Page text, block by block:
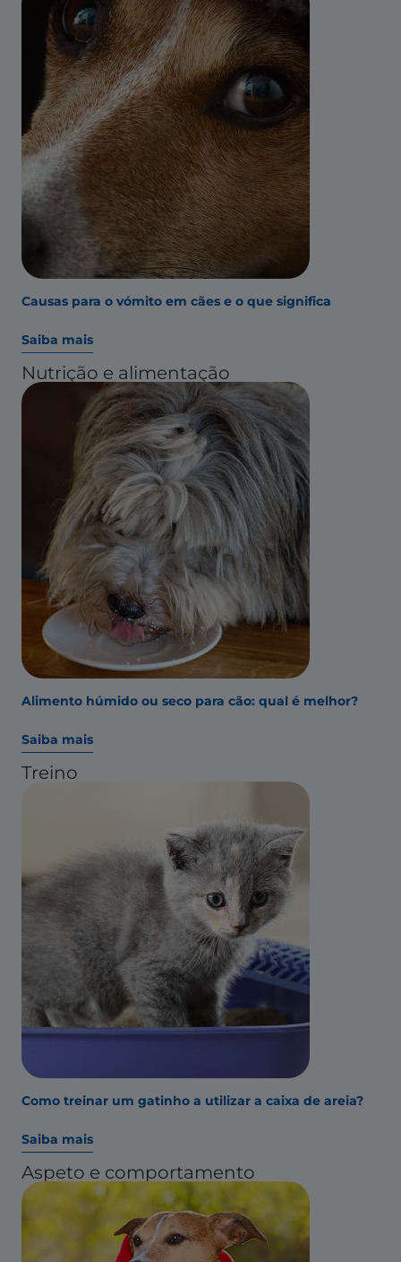
Causas para o vómito em cães e o que significa
Saiba mais
Nutrição e alimentação
Alimento húmido ou seco para cão: qual é melhor?
Saiba mais
Treino
Como treinar um gatinho a utilizar a caixa de areia?
Saiba mais
Aspeto e comportamento